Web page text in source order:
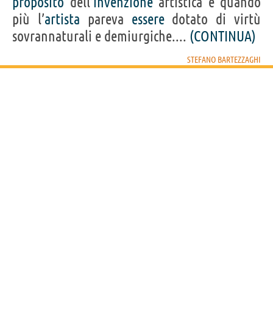
più l’artista pareva esseredotato di virtù
sovrannaturali e demiurgiche.... (CONTINUA)
STEFANO BARTEZZAGHI